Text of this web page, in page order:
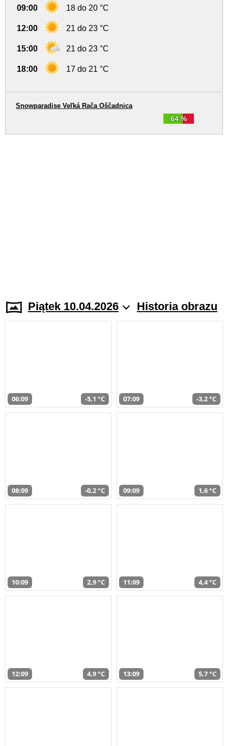
09:00 18 do 20 °C
12:00 21 do 23 °C
15:00 21 do 23 °C
18:00 17 do 21 °C
64 %
Snowparadise Veľká Rača Oščadnica
Piątek 10.04.2026 Historia obrazu
06:09 -5,1 °C 07:09 -3,2 °C
08:09 -0,2 °C 09:09 1,6 °C
10:09 2,9 °C 11:09 4,4 °C
12:09 4,9 °C 13:09 5,7 °C